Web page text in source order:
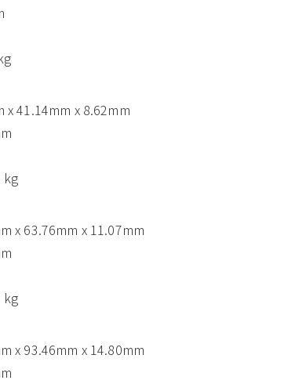
x 41.14mm x 8.62mm
kg
x 63.76mm x 11.07mm
kg
x 93.46mm x 14.80mm